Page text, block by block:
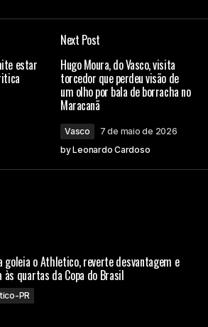
estar
Next Post
Hugo Moura, do Vasco, visita
torcedor que perdeu visão de
um olho por bala de borracha no
Maracanã
Vasco
7 de maio de 2026
byLeonardo Cardoso
goleia o Athletico, reverte desvantagem e
às quartas da Copa do Brasil
PR